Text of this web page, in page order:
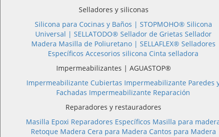
Selladores y siliconas
Silicona para Cocinas y Baños | STOPMOHO® Silicona
Universal | SELLATODO® Sellador de Grietas Sellador
Madera
Masilla de Poliuretano | SELLAFLEX® Selladores
Específicos Accesorios silicona Cinta selladora
Impermeabilizantes | AGUASTOP®
Impermeabilizante Cubiertas Impermeabilizante Paredes
Fachadas Impermeabilizante Reparación
Reparadores y restauradores
Masilla Epoxi Reparadores Específicos Masilla para
Retoque Madera Cera para Madera Cantos para Madera